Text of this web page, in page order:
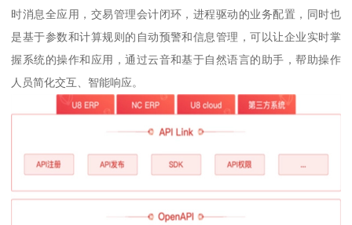
时消息全应用，交易管理会计闭环，进程驱动的业务配置，同时也
是基于参数和计算规则的自动预警和信息管理，可以让企业实时掌
握系统的操作和应用，通过云音和基于自然语言的助手，帮助操作
人员简化交互、智能响应。